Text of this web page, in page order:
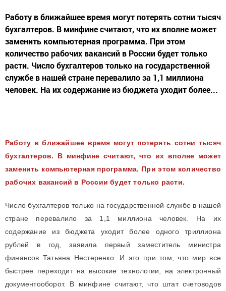
Работу в ближайшее время могут потерять сотни тысяч
бухгалтеров. В минфине считают, что их вполне может
заменить компьютерная программа. При этом
количество рабочих вакансий в России будет только
расти. Число бухгалтеров только на государственной
службе в нашей стране перевалило за 1,1 миллиона
человек. На их содержание из бюджета уходит более...
Работу в ближайшее время могут потерять сотни тысяч
бухгалтеров. В минфине считают, что их вполне может
заменить компьютерная программа. При этом количество
рабочих вакансий в России будет только расти.
Число бухгалтеров только на государственной службе в нашей
стране перевалило за 1,1 миллиона человек. На их
содержание из бюджета уходит более одного триллиона
рублей в год, заявила первый заместитель министра
финансов Татьяна Нестеренко. И это при том, что мир все
быстрее переходит на высокие технологии, на электронный
документооборот. В минфине считают, что штат счетоводов